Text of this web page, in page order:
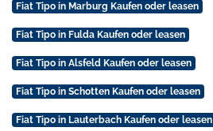
Fiat Tipo in Marburg Kaufen oder leasen
Fiat Tipo in Fulda Kaufen oder leasen
Fiat Tipo in Alsfeld Kaufen oder leasen
Fiat Tipo in Schotten Kaufen oder leasen
Fiat Tipo in Lauterbach Kaufen oder leasen